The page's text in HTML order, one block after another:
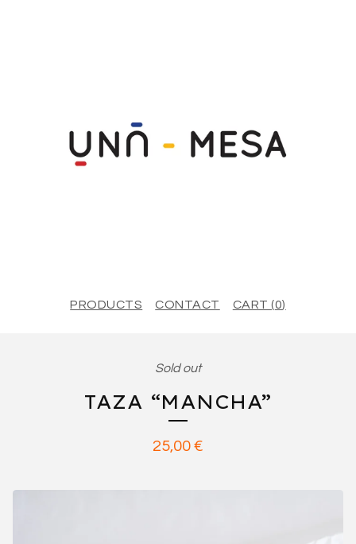
PRODUCTS CONTACT CART (0)
Sold out
TAZA “MANCHA”
25,00 €